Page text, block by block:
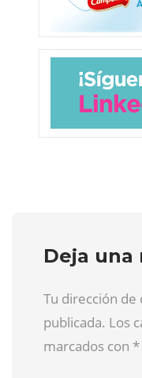
Deja una
Tu dirección
publicada. Los
marcados con *